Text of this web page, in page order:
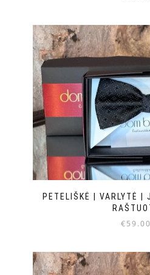
PETELIŠKĖ | VARLYTĖ |
€59.00